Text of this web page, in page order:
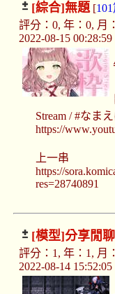
[綜合]無題[
評分：0, 年：0, 月
2022-08-15 00:28:59
Stream / #なま
https://
上一串
https://
res=28740891
[模型]分享閒
評分：1, 年：1, 月
2022-08-14 15:52:05